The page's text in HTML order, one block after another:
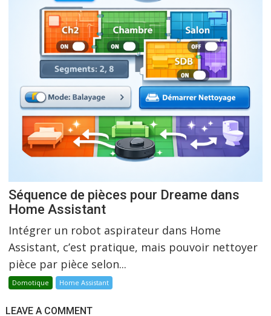
Séquence de pièces pour Dreame dans
Home Assistant
Intégrer un robot aspirateur dans Home
Assistant, c’est pratique, mais pouvoir nettoyer
pièce par pièce selon...
Domotique Home Assistant
LEAVE A COMMENT